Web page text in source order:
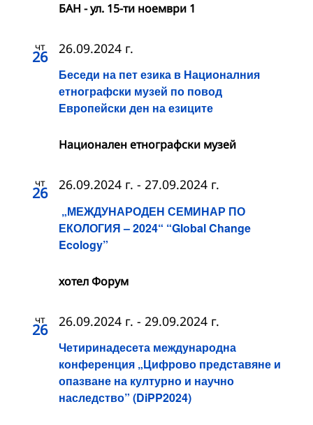
БАН - ул. 15-ти ноември 1
чт
26
Беседи на пет езика в Националния
етнографски музей по повод
Европейски ден на езиците
26.09.2024 г.
Национален етнографски музей
чт
26
„МЕЖДУНАРОДЕН СЕМИНАР ПО
ЕКОЛОГИЯ – 2024“ “Global Change
Ecology”
26.09.2024 г. - 27.09.2024 г.
хотел Форум
чт
26
Четиринадесета международна
конференция „Цифрово представяне и
опазване на културно и научно
наследство” (DiPP2024)
26.09.2024 г. - 29.09.2024 г.